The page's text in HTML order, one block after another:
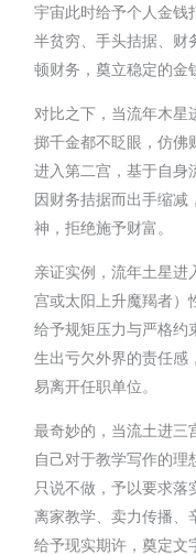
宇宙此时给予个人金钱
半贫穷、手头拮据、财
顿财务，奠立稳定的金
对比之下，当流年木星
掷千金都不眨眼，仿佛
进入第二宫，基于自身
因财务拮据而出手缩减
神，拒绝施予财富。
亲证实例，流年土星进
宫或太阳上升魔羯者）
给予规矩压力与严格约
生出亏欠外界的责任感
易离开任职单位。
最奇妙的，当流土进三
自己对于教学写作的理
只说不做，予以要求落
离家教学、卖力传播、
给予现实期许，奠定文